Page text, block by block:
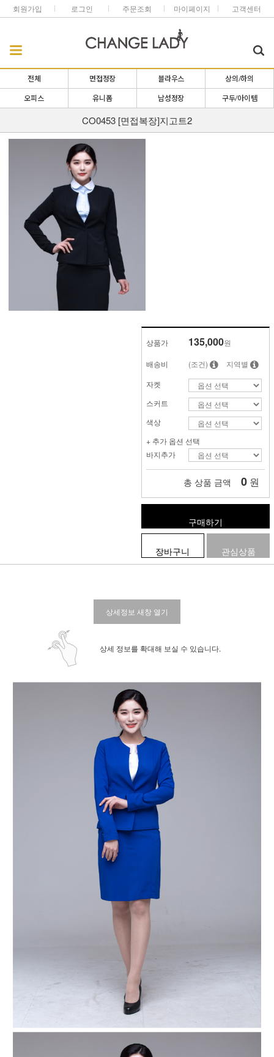
회원가입 로그인 주문조회 마이페이지 고객센터
전체 면접정장 블라우스 상의/하의
오피스 유니폼 남성정장 구두/아이템
CO0453 [면접복장]지고트2
상품가 135,000원
배송비 (조건)
지역별
자켓
스커트
색상
+ 추가 옵션 선택
바지추가
총 상품 금액 0 원
구매하기
장바구니 관심상품
상세정보 새창 열기
상세 정보를 확대해 보실 수 있습니다.